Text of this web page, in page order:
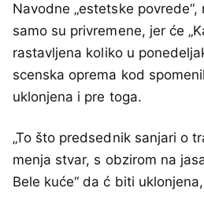
Navodne „estetske
samo su privremene, jer će
rastavljena koliko u
scenska oprema kod
uklonjena i pre toga.
„To što predsednik sanjari o
menja stvar, s obzirom na
Bele kuće“ da ć biti